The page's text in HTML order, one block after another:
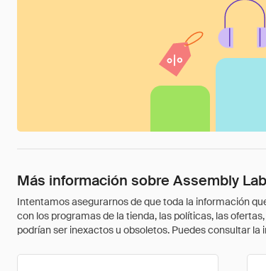
Más información sobre Assembly
Intentamos asegurarnos de que toda la información
con los programas de la tienda, las políticas, las
podrían ser inexactos u obsoletos. Puedes consultar